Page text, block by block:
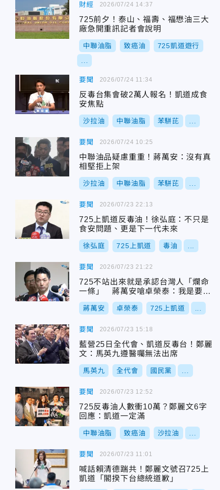
財經
725前夕！泰山、福壽、福懋油三大
廠急開重訊記者會說明
中聯油脂 致癌油 725凱道遊行
2026/07/24 14:37
要聞
反毒台集會破2萬人報名！凱道成食
安焦點
沙拉油 中聯油脂 苯駢芘
2026/07/24 11:34
要聞
中聯油品疑慮重重！蔣萬安：沒有真
相堅拒上架
沙拉油 中聯油脂 苯駢芘
2026/07/24 10:25
要聞
725上凱道反毒油！徐弘庭：不只是
食安問題、更是下一代未來
徐弘庭 725上凱道 毒油
2026/07/23 22:13
要聞
725不站出來就是承認台灣人「爛命
一條」 蔣萬安嗆卓榮泰：我是要你
下台！
蔣萬安 卓榮泰 725上凱道
2026/07/23 21:22
要聞
藍營25日全代會、凱道反毒台！鄭麗
文：馬英九遵醫囑無法出席
馬英九 全代會 國民黨
2026/07/23 15:18
要聞
725反毒油人數衝10萬？鄭麗文6字
回應：凱道一定滿
中聯油脂 致癌油 沙拉油
2026/07/23 12:52
要聞
喊話賴清德踹共！鄭麗文號召725上
凱道「閣揆下台總統道歉」
2026/07/23 11:01